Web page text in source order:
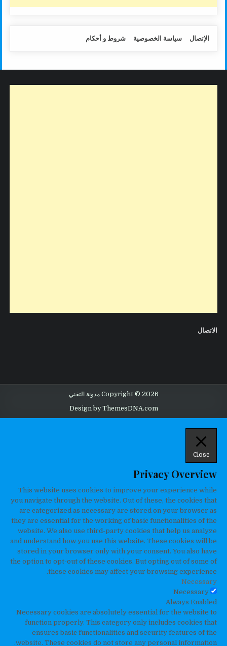
الإتصال سياسة الخصوصية شروط و أحكام
الاتصال
Copyright © 2026 مدونة التقني
Design by ThemesDNA.com
Close
Privacy Overview
This website uses cookies to improve your experience while
you navigate through the website. Out of these, the cookies that
are categorized as necessary are stored on your browser as
they are essential for the working of basic functionalities of the
website. We also use third-party cookies that help us analyze
and understand how you use this website. These cookies will be
stored in your browser only with your consent. You also have
the option to opt-out of these cookies. But opting out of some of
these cookies may affect your browsing experience.
Necessary
Necessary
Always Enabled
Necessary cookies are absolutely essential for the website to
function properly. This category only includes cookies that
ensures basic functionalities and security features of the
website. These cookies do not store any personal information.